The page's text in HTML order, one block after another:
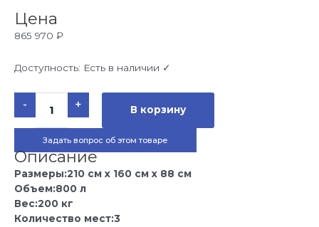
Цена
865 970 ₽
Доступность: Есть в наличии ✓
-
Количество
товара
Гидромассажный
Joyee
SPA
Barcelona
210х160х88
см
+ В корзину
Задать вопрос об этом товаре
Описание
Размеры:210 см x 160 см x 88 см
Объем:800 л
Вес:200 кг
Количество мест:3